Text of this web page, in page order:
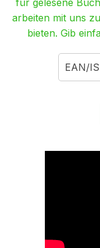
für gelesene
arbeiten mit uns
bieten. Gib